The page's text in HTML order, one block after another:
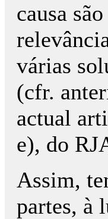
causa
várias
(cfr.
actual
e), do
Assim,
partes, à